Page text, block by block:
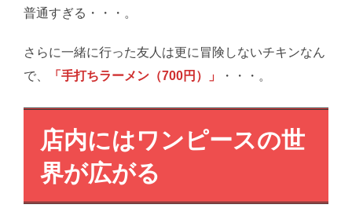
普通すぎる・・・。
さらに一緒に行った友人は更に冒険しないチキンなん
で、
「手打ちラーメン（700円）」 ・・・。
店内にはワンピースの世
界が広がる